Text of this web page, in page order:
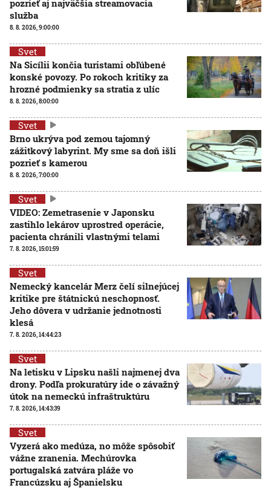
pozrieť aj najväčšia streamovacia
služba
8. 8. 2026, 9:00:00
Svet
Na Sicílii končia turistami obľúbené
konské povozy. Po rokoch kritiky za
hrozné podmienky sa stratia z ulíc
8. 8. 2026, 8:00:00
Svet
Brno ukrýva pod zemou tajomný
zážitkový labyrint. My sme sa doň išli
pozrieť s kamerou
8. 8. 2026, 7:00:00
Svet
VIDEO: Zemetrasenie v Japonsku
zastihlo lekárov uprostred operácie,
pacienta chránili vlastnými telami
7. 8. 2026, 15:01:59
Svet
Nemecký kancelár Merz čelí silnejúcej
kritike pre štátnickú neschopnosť.
Jeho dôvera v udržanie jednotnosti
klesá
7. 8. 2026, 14:44:23
Svet
Na letisku v Lipsku našli najmenej dva
drony. Podľa prokuratúry ide o závažný
útok na nemeckú infraštruktúru
7. 8. 2026, 14:43:39
Svet
Vyzerá ako medúza, no môže spôsobiť
vážne zranenia. Mechúrovka
portugalská zatvára pláže vo
Francúzsku aj Španielsku